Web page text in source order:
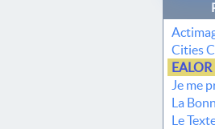
Cities
EALOR
Je me
La
Le